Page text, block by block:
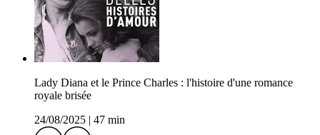
Lady Diana et le Prince Charles : l'histoire d'une romance
royale brisée
24/08/2025
47 min